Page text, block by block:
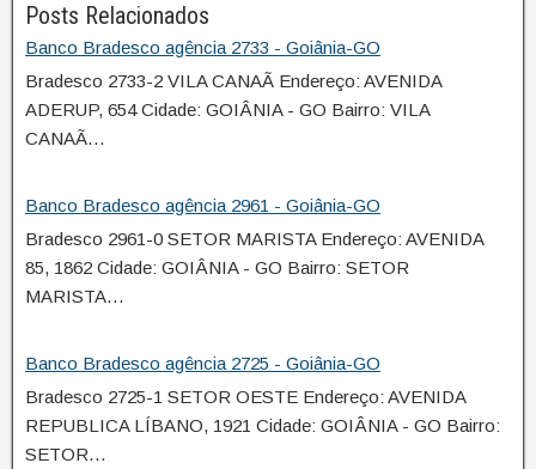
Posts Relacionados
Banco Bradesco agência 2733 - Goiânia-GO
Bradesco 2733-2 VILA CANAÃ Endereço: AVENIDA
ADERUP, 654 Cidade: GOIÂNIA - GO Bairro: VILA
CANAÃ…
Banco Bradesco agência 2961 - Goiânia-GO
Bradesco 2961-0 SETOR MARISTA Endereço: AVENIDA
85, 1862 Cidade: GOIÂNIA - GO Bairro: SETOR
MARISTA…
Banco Bradesco agência 2725 - Goiânia-GO
Bradesco 2725-1 SETOR OESTE Endereço: AVENIDA
REPUBLICA LÍBANO, 1921 Cidade: GOIÂNIA - GO Bairro:
SETOR…